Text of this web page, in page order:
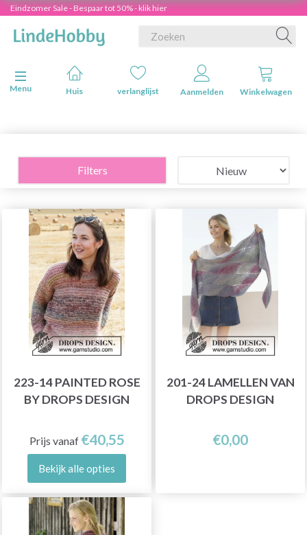
Eindzomer Sale - Bespaar tot 50% - klik hier
Navigatie in-/uitschakelen
Menu
Huis verlanglijst Aanmelden Winkelwagen
Filters
223-14 PAINTED ROSE
BY DROPS DESIGN
Prijs vanaf €40,55
Bekijk alle opties
201-24 LAMELLEN VAN
DROPS DESIGN
€0,00